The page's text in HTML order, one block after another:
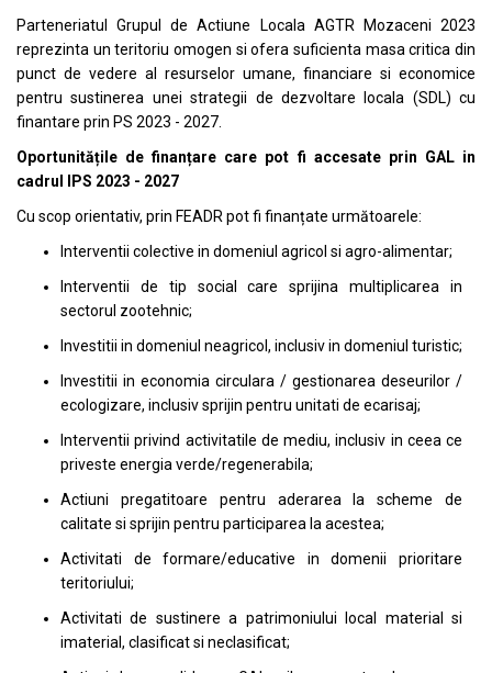
Parteneriatul Grupul de Actiune Locala AGTR Mozaceni 2023
reprezinta un teritoriu omogen si ofera suficienta masa critica din
punct de vedere al resurselor umane, financiare si economice
pentru sustinerea unei strategii de dezvoltare locala (SDL) cu
finantare prin PS 2023 - 2027.
Oportunitățile de finanțare care pot fi accesate prin GAL in
cadrul IPS 2023 - 2027
Cu scop orientativ, prin FEADR pot fi finanțate următoarele:
Interventii colective in domeniul agricol si agro-alimentar;
Interventii de tip social care sprijina multiplicarea in
sectorul zootehnic;
Investitii in domeniul neagricol, inclusiv in domeniul turistic;
Investitii in economia circulara / gestionarea deseurilor /
ecologizare, inclusiv sprijin pentru unitati de ecarisaj;
Interventii privind activitatile de mediu, inclusiv in ceea ce
priveste energia verde/regenerabila;
Actiuni pregatitoare pentru aderarea la scheme de
calitate si sprijin pentru participarea la acestea;
Activitati de formare/educative in domenii prioritare
teritoriului;
Activitati de sustinere a patrimoniului local material si
imaterial, clasificat si neclasificat;